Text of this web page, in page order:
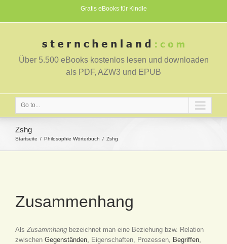
Gratis eBooks für Kindle
Über 5.500 eBooks kostenlos lesen und downloaden
als PDF, AZW3 und EPUB
Go to...
Zshg
Startseite Philosophie Wörterbuch Zshg
Zusammenhang
Als Zusammhang bezeichnet man eine Beziehung bzw. Relation
zwischen Gegenständen, Eigenschaften, Prozessen,
Begriffen,